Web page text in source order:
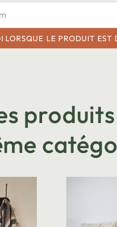
LORSQUE LE PRODUIT EST